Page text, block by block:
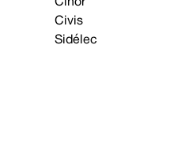
Civis
Sidélec